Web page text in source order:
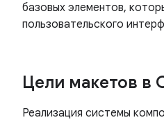
базовых элементов,
пользовательского
Цели макетов в
Реализация системы